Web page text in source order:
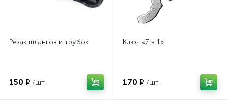
Резак шлангов и трубок
150 ₽ /шт.
Ключ «7 в 1»
170 ₽ /шт.